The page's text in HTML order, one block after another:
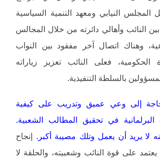
المجلس النيابي ومعهد التنمية السياسية
النائب وأهالي دائرته من خلال المجالس
وهناك اتصال آخر مفقود بين النواب
الحكومية، فعلى النائب تعزيز زياراته
بالسلطة التنفيذية.
إلى وعي عميق وتدريب على كيفية
في تحقيق المطالب الشعبية.
لا يريد أن يعمل وتلك مصيبة أكبر. إنجاح
يعتمد على قوة النائب وشعبيته، والحلقة لا